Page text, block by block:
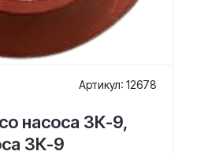
Артикул: 12678
насоса 3К-9,
3К-9